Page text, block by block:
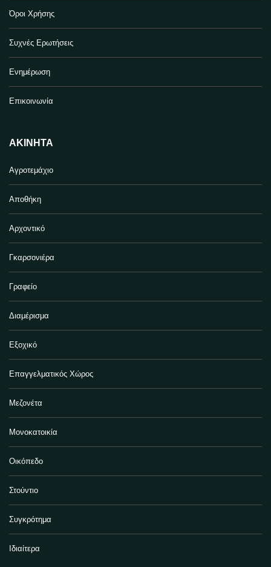
Όροι Χρήσης
Συχνές Ερωτήσεις
Ενημέρωση
Επικοινωνία
ΑΚΊΝΗΤΑ
Αγροτεμάχιο
Αποθήκη
Αρχοντικό
Γκαρσονιέρα
Γραφείο
Διαμέρισμα
Εξοχικό
Επαγγελματικός Χώρος
Μεζονέτα
Μονοκατοικία
Οικόπεδο
Στούντιο
Συγκρότημα
Ιδιαίτερα